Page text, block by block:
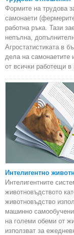
Формите на трудова
самонаети
работна ръка. Тази
непълна,
Агростатистиката в
дела на самонаетите
от всички работещи в
Интелигентно
Интелигентните
животновъдството
животновъдство
машинно
на големи обеми от
използват за